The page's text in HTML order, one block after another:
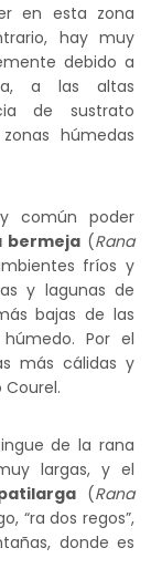
en esta zona
hay muy
debido a
a las altas
de sustrato
húmedas
común poder
bermeja (Rana
fríos y
y lagunas de
bajas de las
Por el
más cálidas y
Courel.
de la rana
largas, y el
(Rana
“ra dos regos”,
donde es